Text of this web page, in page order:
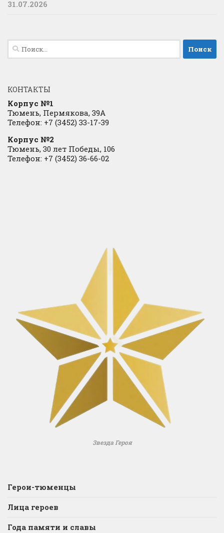
31.07.2026
Найти:
КОНТАКТЫ
Корпус №1
Тюмень, Пермякова, 39А
Телефон: +7 (3452) 33-17-39
Корпус №2
Тюмень, 30 лет Победы, 106
Телефон: +7 (3452) 36-66-02
Звезда Героя
Герои-тюменцы
Лица героев
Года памяти и славы